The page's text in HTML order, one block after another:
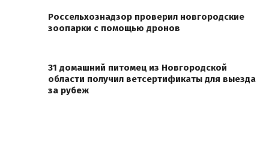
Россельхознадзор проверил новгородские
зоопарки с помощью дронов
31 домашний питомец из Новгородской
области получил ветсертификаты для выезда
за рубеж